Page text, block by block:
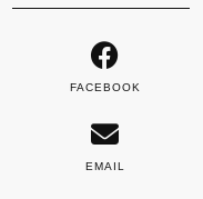
FACEBOOK
EMAIL